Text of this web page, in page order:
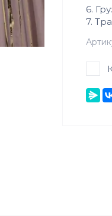
6.
7.